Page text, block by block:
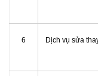
6 Dịch vụ sửa